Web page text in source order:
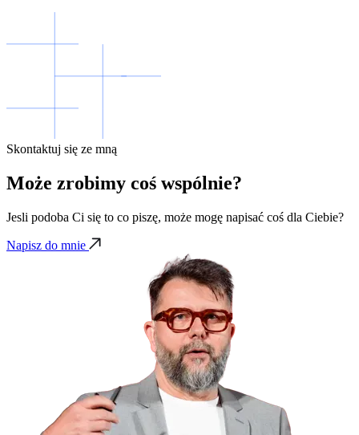
Skontaktuj się ze mną
Może zrobimy coś wspólnie?
Jesli podoba Ci się to co piszę, może mogę napisać coś dla Ciebie?
Napisz do mnie